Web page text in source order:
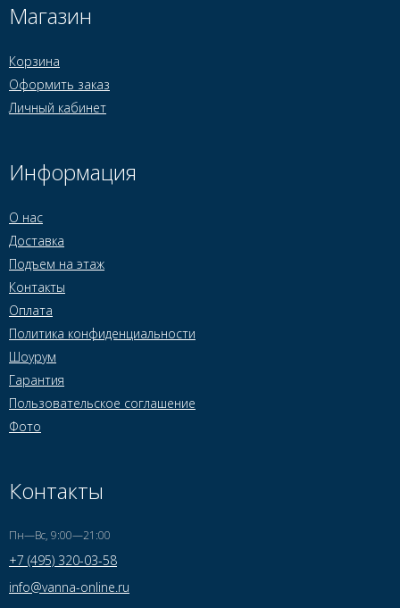
Магазин
Корзина
Оформить заказ
Личный кабинет
Информация
О нас
Доставка
Подъем на этаж
Контакты
Оплата
Политика конфиденциальности
Шоурум
Гарантия
Пользовательское соглашение
Фото
Контакты
Пн—Вс, 9:00—21:00
+7 (495) 320-03-58
info@vanna-online.ru